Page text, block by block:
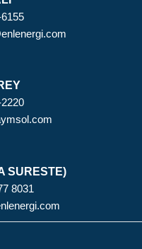
SURESTE)
8031